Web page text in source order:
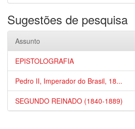
Sugestões de pesquisa
Assunto
EPISTOLOGRAFIA
Pedro II, Imperador do Brasil, 18...
SEGUNDO REINADO (1840-1889)